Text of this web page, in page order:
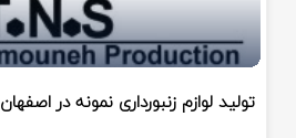
تولید لوازم زنبورداری نمونه در اصفهان